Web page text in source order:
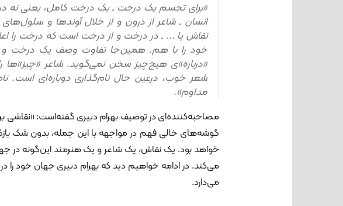
«برای تجسم یک درخت ـ یک درخت کامل، یعنی نه
انسان ـ شاعر از درون و از خلال آوندها و
نقاش یا ... ـ در درخت و از درخت است که درخت را
خود را با هم. همین‌جا تفاوت وصف یک درخت
«درباره»ی هیچ‌چیز سخن نمی‌گوید. شاعر
شعر خوب، درعین حال نام‌گذاری دوباره‌ای است.
مداوم».
مصاحبه‌کننده‌ای در توصیف بهرام دبیری گفته‌است: «نقاشی
گوشه‌های خالی فهم در مواجهه با این جمله، بدون شک
خواهد بود. یک نقاش، یک شاعر و یک هنرمند این‌گونه در
می‌کند. در ادامه خواهیم دید که بهرام دبیری جهان خود
می‌دارد.